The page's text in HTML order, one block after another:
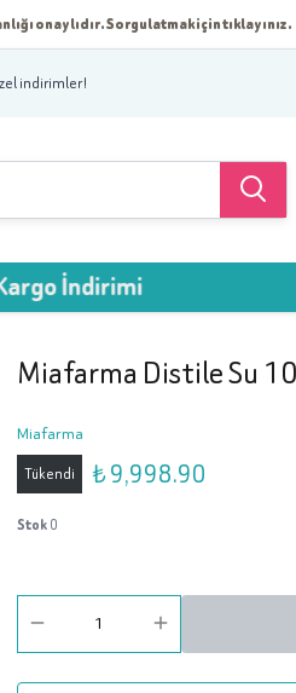
onaylıdır. Sorgulatmak için tıklayınız.
indirimler!
Miafarma Distile Su
Miafarma
Tükendi ₺ 9,998.90
Stok0